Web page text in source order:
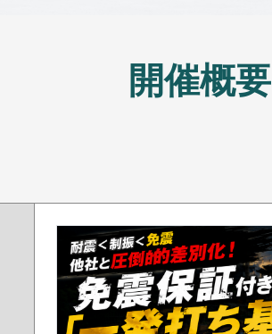
開催概要